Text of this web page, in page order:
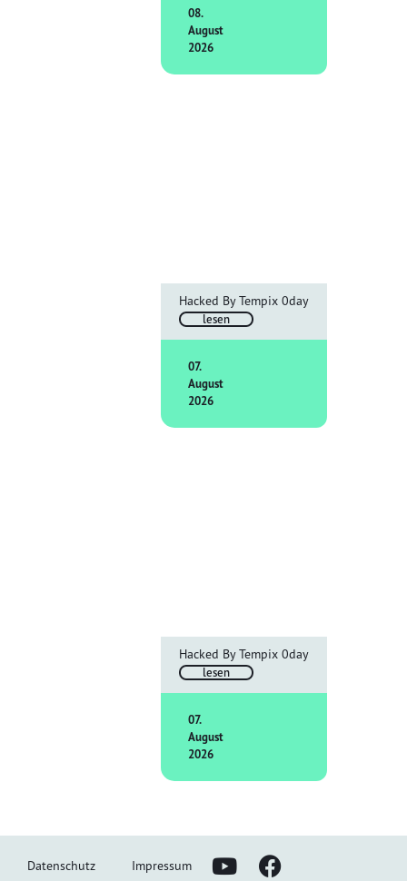
08.
August
2026
Hacked By Tempix 0day
lesen
07.
August
2026
Hacked By Tempix 0day
lesen
07.
August
2026
Datenschutz Impressum